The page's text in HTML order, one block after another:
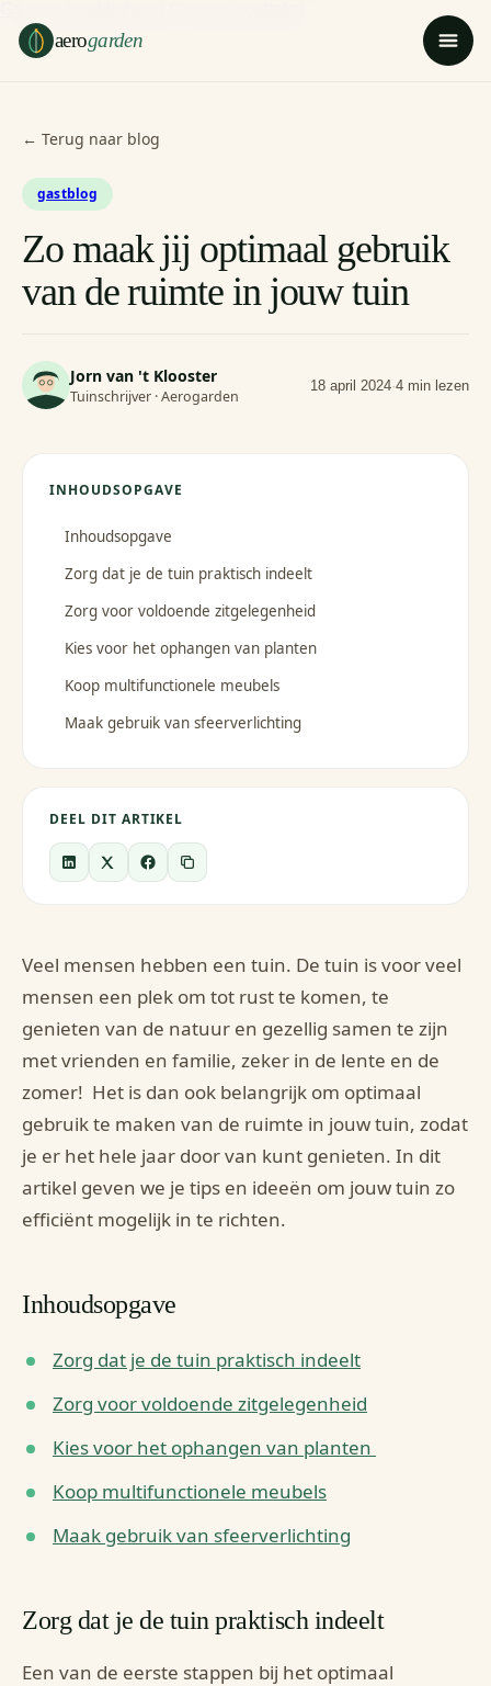
aerogarden
← Terug naar blog
gastblog
Zo maak jij optimaal gebruik
van de ruimte in jouw tuin
Jorn van 't Klooster
Tuinschrijver · Aerogarden
18 april 2024·4 min lezen
INHOUDSOPGAVE
Inhoudsopgave
Zorg dat je de tuin praktisch indeelt
Zorg voor voldoende zitgelegenheid
Kies voor het ophangen van planten
Koop multifunctionele meubels
Maak gebruik van sfeerverlichting
DEEL DIT ARTIKEL
Veel mensen hebben een tuin. De tuin is voor veel
mensen een plek om tot rust te komen, te
genieten van de natuur en gezellig samen te zijn
met vrienden en familie, zeker in de lente en de
zomer! Het is dan ook belangrijk om optimaal
gebruik te maken van de ruimte in jouw tuin, zodat
je er het hele jaar door van kunt genieten. In dit
artikel geven we je tips en ideeën om jouw tuin zo
efficiënt mogelijk in te richten.
Inhoudsopgave
Zorg dat je de tuin praktisch indeelt
Zorg voor voldoende zitgelegenheid
Kies voor het ophangen van planten
Koop multifunctionele meubels
Maak gebruik van sfeerverlichting
Zorg dat je de tuin praktisch indeelt
Een van de eerste stappen bij het optimaal